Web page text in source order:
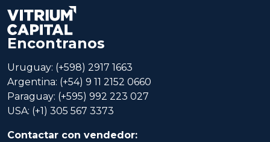
Encontranos
Uruguay: (+598) 2917 1663
Argentina: (+54) 9 11 2152 0660
Paraguay: (+595) 992 223 027
USA: (+1) 305 567 3373
Contactar con vendedor: